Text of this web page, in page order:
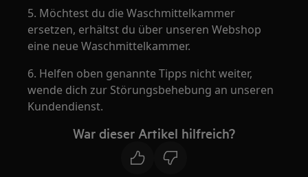
5. Möchtest du die Waschmittelkammer
ersetzen, erhältst du über unseren Webshop
eine neue Waschmittelkammer.
6. Helfen oben genannte Tipps nicht weiter,
wende dich zur Störungsbehebung an unseren
Kundendienst.
War dieser Artikel hilfreich?